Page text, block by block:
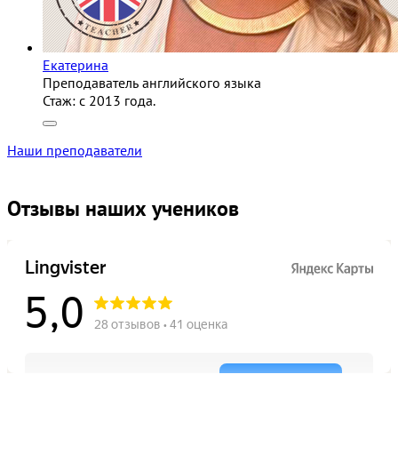
Екатерина
Преподаватель английского языка
Стаж: c 2013 года.
Наши преподаватели
Отзывы наших учеников